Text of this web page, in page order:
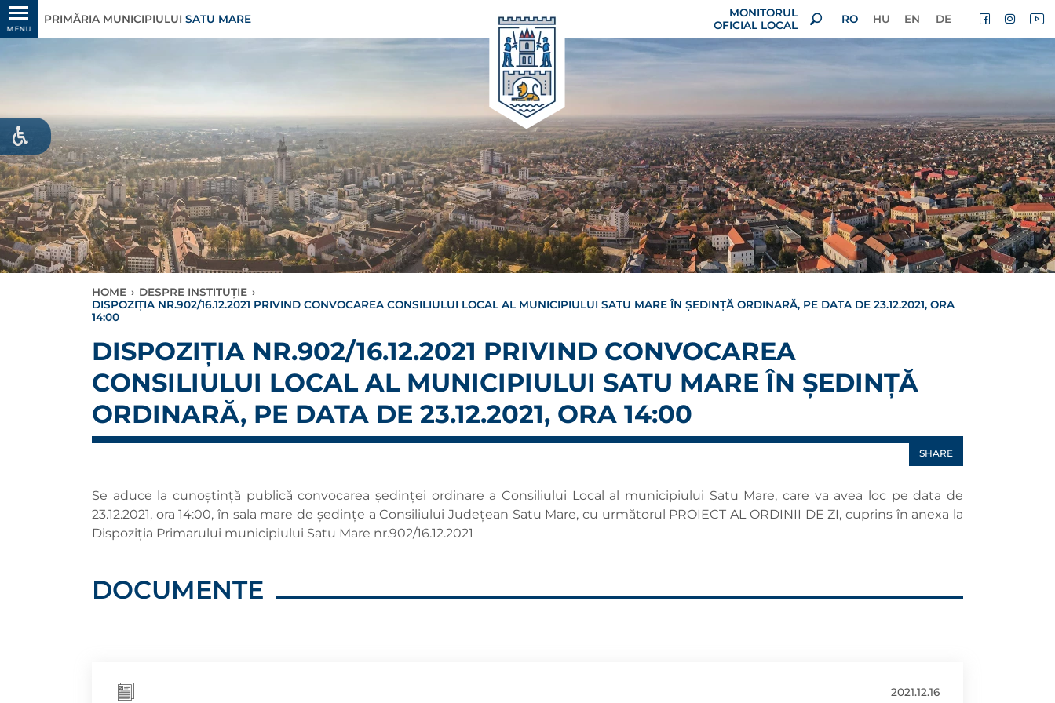
MENU
PRIMĂRIA MUNICIPIULUI SATU MARE
MONITORUL
OFICIAL LOCAL
RO HU EN DE
HOME › DESPRE INSTITUȚIE ›
DISPOZIŢIA NR.902/16.12.2021 PRIVIND CONVOCAREA CONSILIULUI LOCAL AL MUNICIPIULUI SATU MARE ÎN ȘEDINȚĂ ORDINARĂ, PE DATA DE 23.12.2021, ORA
14:00
DISPOZIŢIA NR.902/16.12.2021 PRIVIND CONVOCAREA
CONSILIULUI LOCAL AL MUNICIPIULUI SATU MARE ÎN ȘEDINȚĂ
ORDINARĂ, PE DATA DE 23.12.2021, ORA 14:00
SHARE
Se aduce la cunoștință publică convocarea ședinței ordinare a Consiliului Local al municipiului Satu Mare, care va avea loc pe data de
23.12.2021, ora 14:00, în sala mare de ședințe a Consiliului Județean Satu Mare, cu următorul PROIECT AL ORDINII DE ZI, cuprins în anexa la
Dispoziția Primarului municipiului Satu Mare nr.902/16.12.2021
DOCUMENTE
2021.12.16